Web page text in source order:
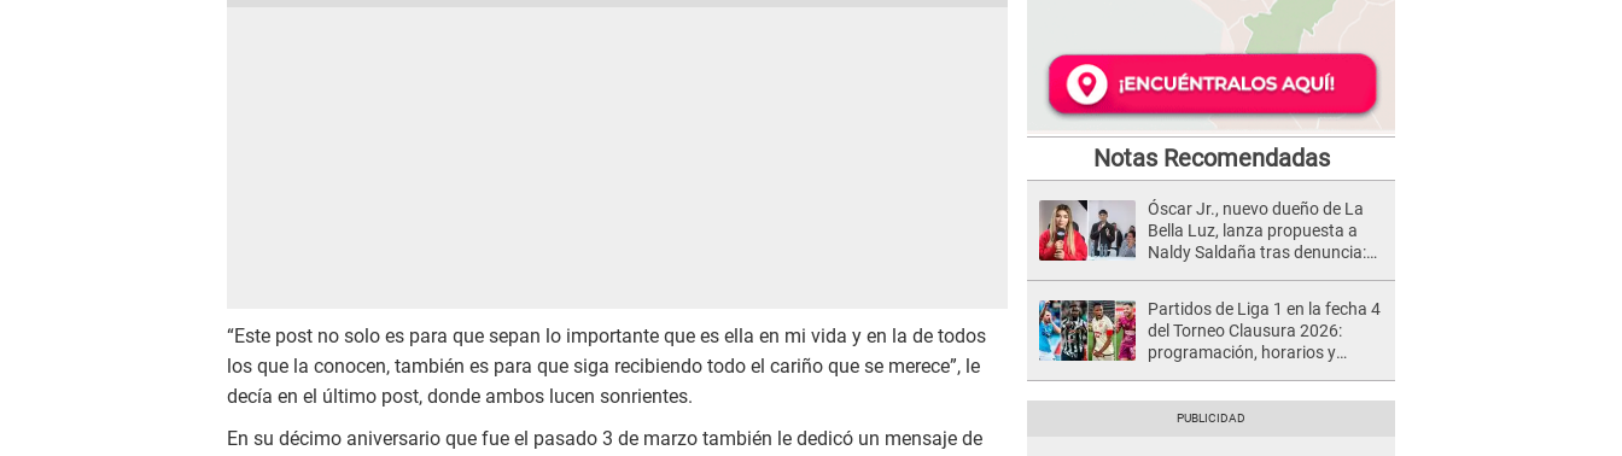
“Este post no solo es para que sepan lo importante que es ella en mi vida y en la de todos
los que la conocen, también es para que siga recibiendo todo el cariño que se merece”, le
decía en el último post, donde ambos lucen sonrientes.
En su décimo aniversario que fue el pasado 3 de marzo también le dedicó un mensaje de
Notas Recomendadas
Óscar Jr., nuevo dueño de La
Bella Luz, lanza propuesta a
Naldy Saldaña tras denuncia:
Partidos de Liga 1 en la fecha 4
del Torneo Clausura 2026:
programación, horarios y